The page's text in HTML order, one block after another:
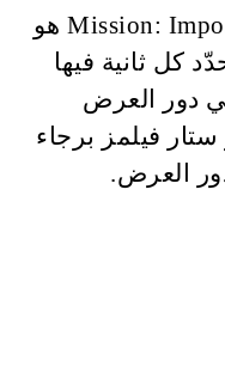
Mission: Impossible: The Final Reckoning هو
كل ثانية فيها
دور العرض
فيلمز برجاء
العرض.